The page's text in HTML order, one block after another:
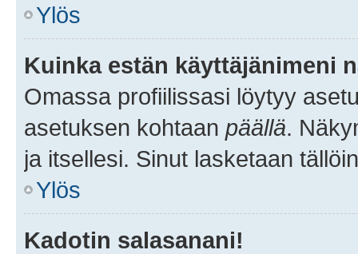
Ylös
Kuinka estän käyttäjänimeni
Omassa profiilissasi löytyy
asetuksen kohtaan päällä.
ja itsellesi. Sinut lasketaan
Ylös
Kadotin salasanani!